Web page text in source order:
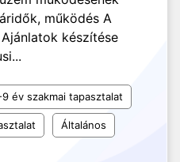
működés A
készítése
év szakmai tapasztalat
Általános